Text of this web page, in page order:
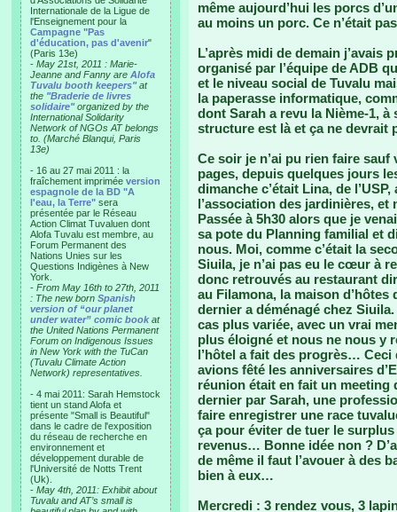
Internationale de la Ligue de
l'Enseignement pour la
Campagne "Pas
d'éducation, pas d'avenir"
(Paris 13e)
- May 21st, 2011 : Marie-
Jeanne and Fanny are Alofa
Tuvalu booth keepers"at
the "Braderie de livres
solidaire"organized by the
International Solidarity
Network of NGOs AT belongs
to. (Marché Blanqui, Paris
13e)
- 16 au 27 mai 2011 : la
fraîchement imprimée version
espagnole de la BD "A
l'eau, la Terre" sera
présentée par le Réseau
Action Climat Tuvaluen dont
Alofa Tuvalu est membre, au
Forum Permanent des
Nations Unies sur les
Questions Indigènes à New
York.
- From May 16th to 27th, 2011
: The new born Spanish
version of “our planet
under water” comic book at
the United Nations Permanent
Forum on Indigenous Issues
in New York with the TuCan
(Tuvalu Climate Action
Network) representatives.
- 4 mai 2011: Sarah Hemstock
tient un stand Alofa et
présente "Small is Beautiful"
dans le cadre de l'exposition
du réseau de recherche en
environnement et
développement durable de
l'Université de Notts Trent
(Uk).
- May 4th, 2011: Exhibit about
Tuvalu and AT’s small is
même aujourd’hui les porcs
au moins un porc. Ce n’était
L’après midi de demain j’avais
organisé par l’équipe de ADB
et le niveau social de Tuvalu
la paperasse informatique,
dont Sarah a revu la Nième-1,
structure est là et ça ne devrait
Ce soir je n’ai pu rien faire
pages, depuis quelques jours
dimanche c’était Lina, de
l’association des jardinières,
Passée à 5h30 alors que je
sa pote du Planning familial et
nous. Moi, comme c’était la
Siuila, je n’ai pas eu le cœur à
donc retrouvés au restaurant
au Filamona, la maison
dernier a déménagé chez
cas plus variée, avec un vrai
plus éloigné et nous ne nous y
l’hôtel a fait des progrès… Ceci
avions fêté les anniversaires
réunion était en fait un meeting
dernier par Sarah, une
faire enregistrer une race
ça pour éviter de tuer le
revenus… Bonne idée non ?
de même il faut l’avouer à des
bien à eux…
Mercredi : 3 rendez vous, 3